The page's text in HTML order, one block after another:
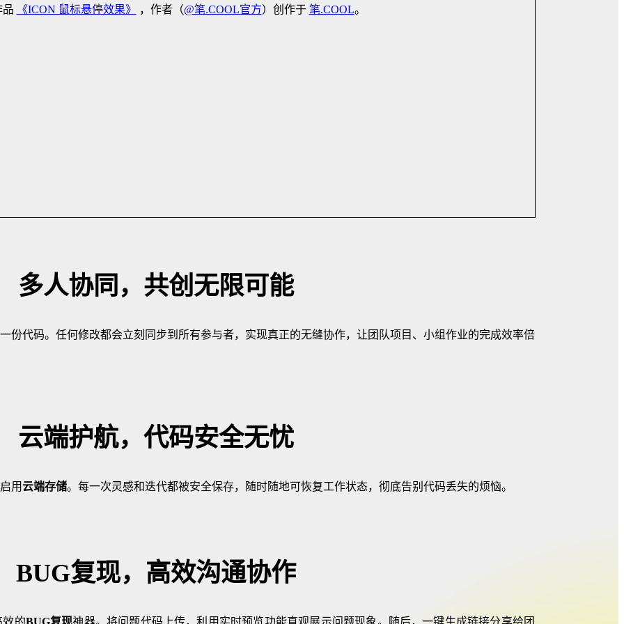
品 《ICON 鼠标悬停效果》 ，作者（@笔.COOL官方）创作于 笔.COOL。
多人协同，共创无限可能
份代码。任何修改都会立刻同步到所有参与者，实现真正的无缝协作，让团队项目、小组作业的完成效率倍
云端护航，代码安全无忧
用云端存储。每一次灵感和迭代都被安全保存，随时随地可恢复工作状态，彻底告别代码丢失的烦恼。
BUG复现，高效沟通协作